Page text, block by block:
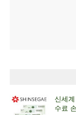
신세
수료